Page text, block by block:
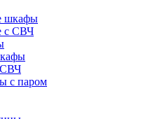
шкафы
с СВЧ
СВЧ
с паром